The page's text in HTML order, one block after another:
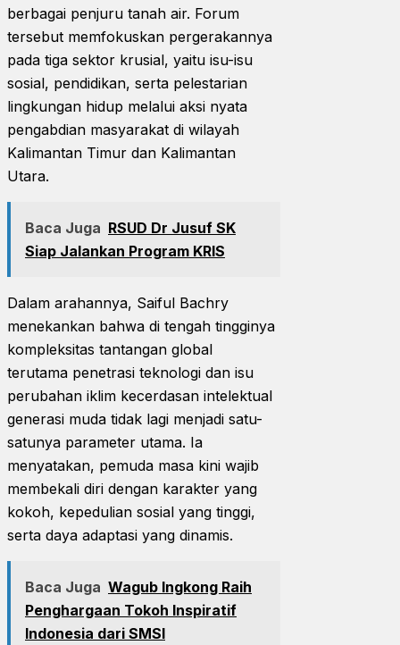
berbagai penjuru tanah air. Forum
tersebut memfokuskan pergerakannya
pada tiga sektor krusial, yaitu isu-isu
sosial, pendidikan, serta pelestarian
lingkungan hidup melalui aksi nyata
pengabdian masyarakat di wilayah
Kalimantan Timur dan Kalimantan
Utara.
Baca Juga RSUD Dr Jusuf SK
Siap Jalankan Program KRIS
Dalam arahannya, Saiful Bachry
menekankan bahwa di tengah tingginya
kompleksitas tantangan global
terutama penetrasi teknologi dan isu
perubahan iklim kecerdasan intelektual
generasi muda tidak lagi menjadi satu-
satunya parameter utama. Ia
menyatakan, pemuda masa kini wajib
membekali diri dengan karakter yang
kokoh, kepedulian sosial yang tinggi,
serta daya adaptasi yang dinamis.
Baca Juga Wagub Ingkong Raih
Penghargaan Tokoh Inspiratif
Indonesia dari SMSI